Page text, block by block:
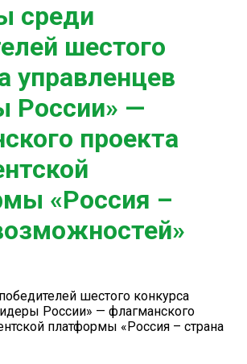
среди
шестого
управленцев
России» —
проекта
«Россия –
шестого конкурса
России» — флагманского
платформы «Россия – страна